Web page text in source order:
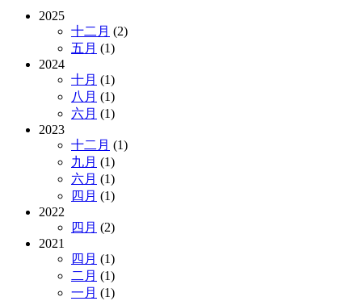
2025
十二月 (2)
五月 (1)
2024
十月 (1)
八月 (1)
六月 (1)
2023
十二月 (1)
九月 (1)
六月 (1)
四月 (1)
2022
四月 (2)
2021
四月 (1)
二月 (1)
一月 (1)